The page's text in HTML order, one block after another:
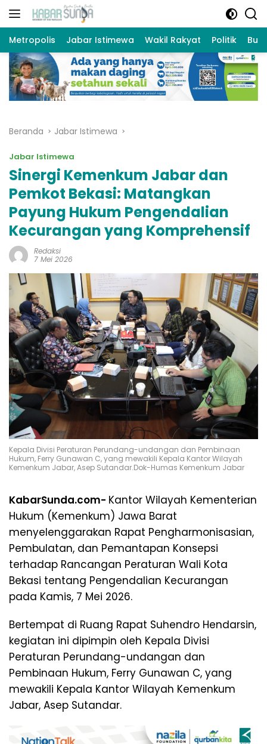
Langsung
Metropolis Jabar Istimewa Wakil Rakyat Politik
Beranda Jabar Istimewa
Jabar Istimewa
Sinergi Kemenkum Jabar dan
Pemkot Bekasi: Matangkan
Payung Hukum Pengendalian
Kecurangan yang Komprehensif
Redaksi
7 Mei 2026
Kepala Divisi Peraturan Perundang-undangan dan Pembinaan
Hukum, Ferry Gunawan C, yang mewakili Kepala Kantor Wilayah
Kemenkum Jabar, Asep Sutandar.Dok-Humas Kemenkum Jabar
KabarSunda.com- Kantor Wilayah Kementerian
Hukum (Kemenkum) Jawa Barat
menyelenggarakan Rapat Pengharmonisasian,
Pembulatan, dan Pemantapan Konsepsi
terhadap Rancangan Peraturan Wali Kota
Bekasi tentang Pengendalian Kecurangan
pada Kamis, 7 Mei 2026.
Bertempat di Ruang Rapat Suhendro Hendarsin,
kegiatan ini dipimpin oleh Kepala Divisi
Peraturan Perundang-undangan dan
Pembinaan Hukum, Ferry Gunawan C, yang
mewakili Kepala Kantor Wilayah Kemenkum
Jabar, Asep Sutandar.